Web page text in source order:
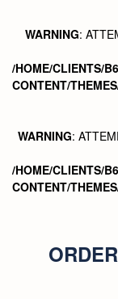
WARNING:
/HOME/CLIENTS/
CONTENT/
WARNING:
/HOME/CLIENTS/
CONTENT/